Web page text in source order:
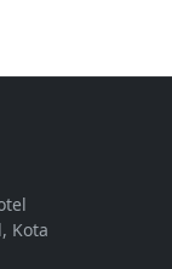
Kota